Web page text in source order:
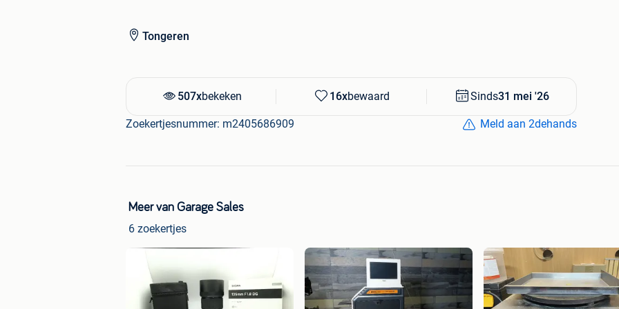
Tongeren
507xbekeken 16xbewaard Sinds31 mei '26
Zoekertjesnummer: m2405686909 Meld aan 2dehands
Meer van Garage Sales
6 zoekertjes